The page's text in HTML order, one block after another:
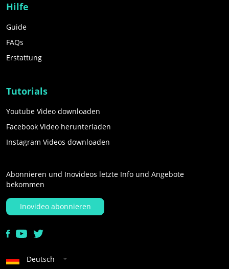
Hilfe
Guide
FAQs
Erstattung
Tutorials
Youtube Video downloaden
Facebook Video herunterladen
Instagram Videos downloaden
Abonnieren und Inovideos letzte Info und Angebote
bekommen
Inovideo abonnieren
Deutsch